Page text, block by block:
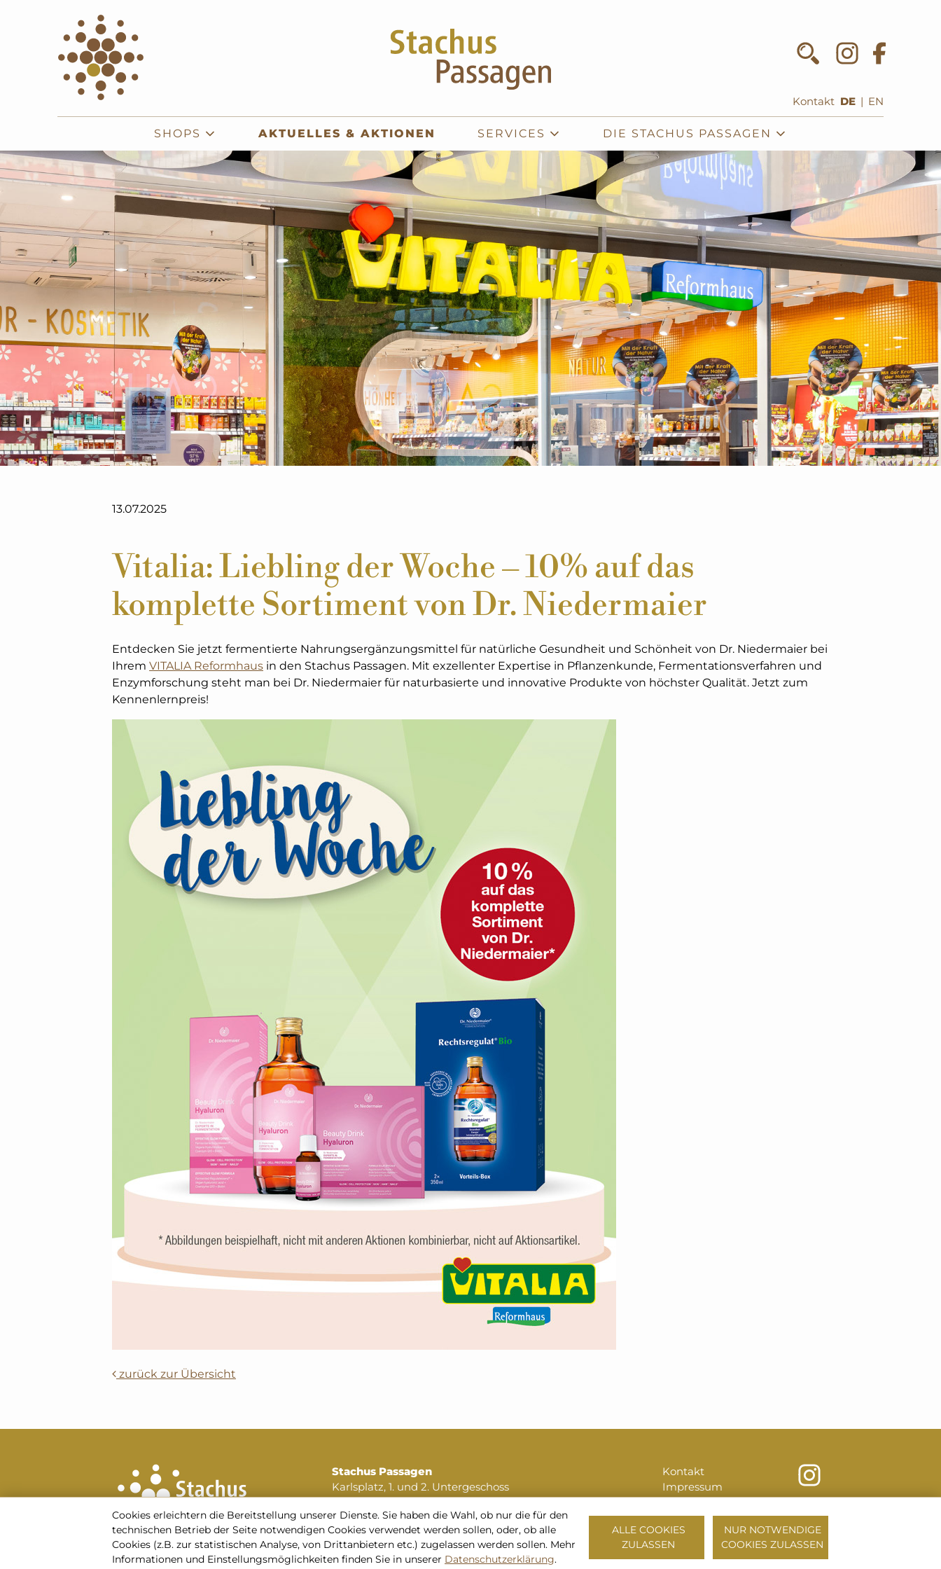
DE | EN
Kontakt
SHOPS AKTUELLES & AKTIONEN SERVICES DIE STACHUS PASSAGEN
13.07.2025
Vitalia: Liebling der Woche – 10% auf das
komplette Sortiment von Dr. Niedermaier
Entdecken Sie jetzt fermentierte Nahrungsergänzungsmittel für natürliche Gesundheit und Schönheit von Dr. Niedermaier bei
Ihrem VITALIA Reformhaus in den Stachus Passagen. Mit exzellenter Expertise in Pflanzenkunde, Fermentationsverfahren und
Enzymforschung steht man bei Dr. Niedermaier für naturbasierte und innovative Produkte von höchster Qualität. Jetzt zum
Kennenlernpreis!
zurück zur Übersicht
Stachus Passagen
Karlsplatz, 1. und 2. Untergeschoss
Tel:+49 89 516 196 64
oder+49 172 720 33 14
info@stachuspassagen.de
Kontakt
Impressum
Hausordnung
Cookies erleichtern die Bereitstellung unserer Dienste. Sie haben die Wahl, ob nur die für den
technischen Betrieb der Seite notwendigen Cookies verwendet werden sollen, oder, ob alle
Cookies (z.B. zur statistischen Analyse, von Drittanbietern etc.) zugelassen werden sollen. Mehr
Informationen und Einstellungs­möglich­keiten finden Sie in unserer Datenschutzerklärung.
ALLE COOKIES
ZULASSEN
NUR NOTWENDIGE
COOKIES ZULASSEN